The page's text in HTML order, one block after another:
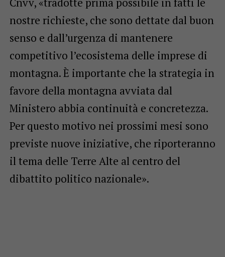
nostre richieste, che sono dettate dal buon
senso e dall’urgenza di mantenere
competitivo l’ecosistema delle imprese di
montagna. È importante che la strategia in
favore della montagna avviata dal
Ministero abbia continuità e concretezza.
Per questo motivo nei prossimi mesi sono
previste nuove iniziative, che riporteranno
il tema delle Terre Alte al centro del
dibattito politico nazionale».